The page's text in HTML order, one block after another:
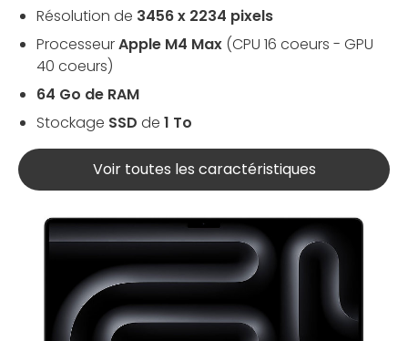
Résolution de 3456 x 2234 pixels
ProcesseurApple M4 Max (CPU 16 coeurs - GPU
40 coeurs)
64 Go de RAM
Stockage SSD de 1 To
Voir toutes les caractéristiques